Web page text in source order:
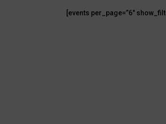
[events per_page=”6″